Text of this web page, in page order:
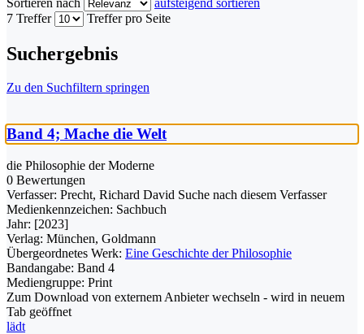
7 Treffer
Treffer pro Seite
Suchergebnis
Zu den Suchfiltern springen
Band 4; Mache die Welt
die Philosophie der Moderne
0 Bewertungen
Verfasser: Precht, Richard David Suche nach diesem Verfasser
Medienkennzeichen: Sachbuch
Jahr: [2023]
Verlag: München, Goldmann
Übergeordnetes Werk: Eine Geschichte der Philosophie
Bandangabe: Band 4
Mediengruppe: Print
Zum Download von externem Anbieter wechseln - wird in neuem
Tab geöffnet
lädt